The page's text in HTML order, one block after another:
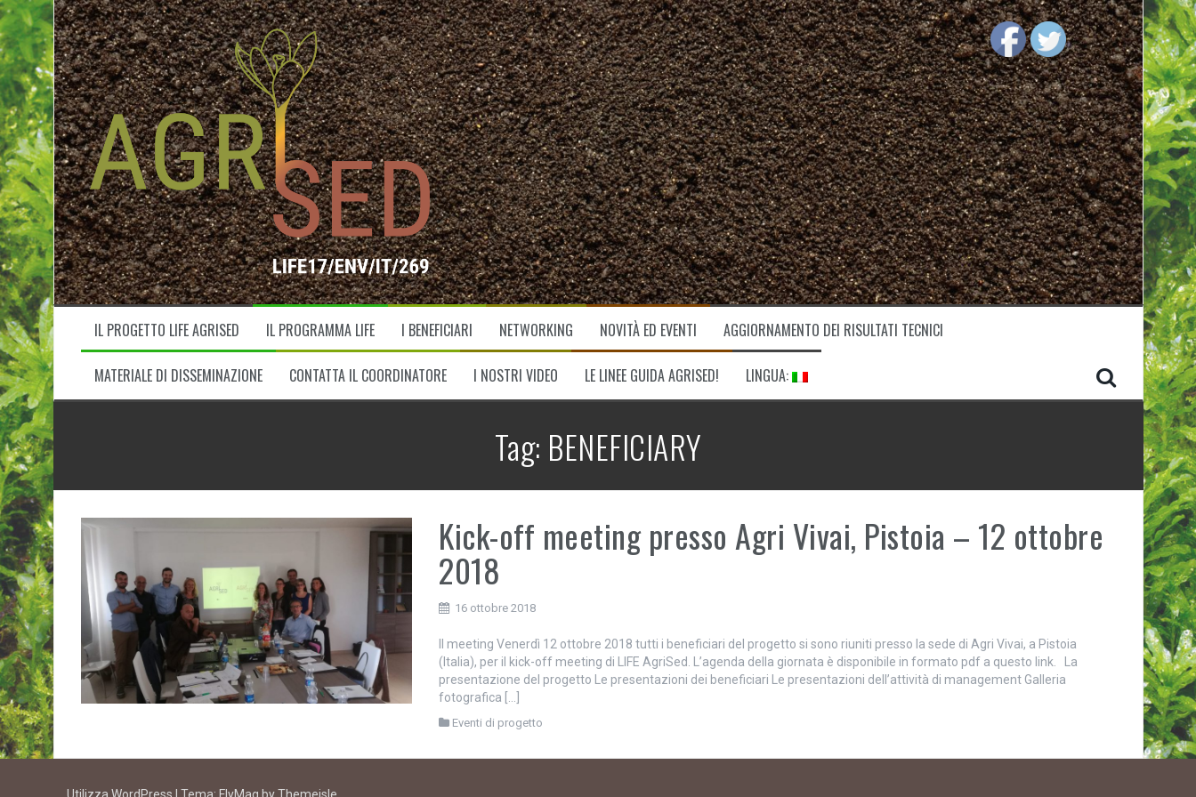
V
a
i
a
l
c
o
n
t
e
n
u
t
o
IL PROGETTO LIFE AGRISED IL PROGRAMMA LIFE I BENEFICIARI NETWORKING NOVITÀ ED EVENTI AGGIORNAMENTO DEI RISULTATI TECNICI
MATERIALE DI DISSEMINAZIONE CONTATTA IL COORDINATORE I NOSTRI VIDEO LE LINEE GUIDA AGRISED! LINGUA:
Tag: BENEFICIARY
Kick-off meeting presso Agri Vivai, Pistoia – 12 ottobre
2018
16 ottobre 2018
Il meeting Venerdì 12 ottobre 2018 tutti i beneficiari del progetto si sono riuniti presso la sede di Agri Vivai, a Pistoia
(Italia), per il kick-off meeting di LIFE AgriSed. L’agenda della giornata è disponibile in formato pdf a questo link. La
presentazione del progetto Le presentazioni dei beneficiari Le presentazioni dell’attività di management Galleria
fotografica […]
Eventi di progetto
Utilizza WordPress | Tema: FlyMag by Themeisle.